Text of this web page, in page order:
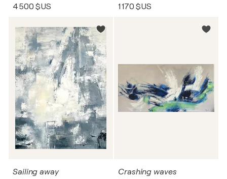
4 500 $US 1 170 $US
Sailing away Crashing waves